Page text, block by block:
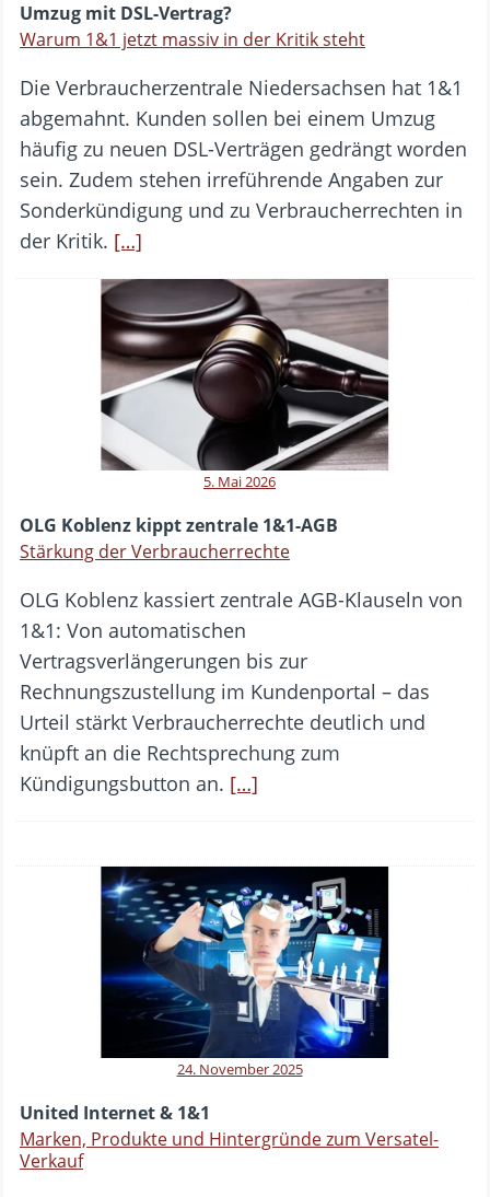
Umzug mit DSL-Vertrag?
Warum 1&1 jetzt massiv in der Kritik steht
Die Verbraucherzentrale Niedersachsen hat 1&1
abgemahnt. Kunden sollen bei einem Umzug
häufig zu neuen DSL-Verträgen gedrängt worden
sein. Zudem stehen irreführende Angaben zur
Sonderkündigung und zu Verbraucherrechten in
der Kritik. […]
5. Mai 2026
OLG Koblenz kippt zentrale 1&1-AGB
Stärkung der Verbraucherrechte
OLG Koblenz kassiert zentrale AGB-Klauseln von
1&1: Von automatischen
Vertragsverlängerungen bis zur
Rechnungszustellung im Kundenportal – das
Urteil stärkt Verbraucherrechte deutlich und
knüpft an die Rechtsprechung zum
Kündigungsbutton an. […]
24. November 2025
United Internet & 1&1
Marken, Produkte und Hintergründe zum Versatel-
Verkauf